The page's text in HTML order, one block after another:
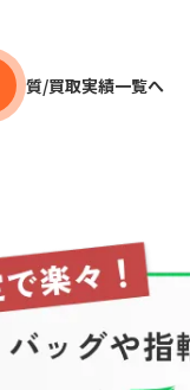
質/買取実績一覧へ